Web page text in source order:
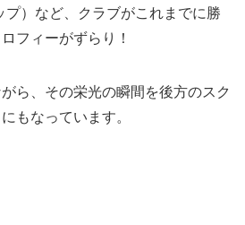
プ）など、クラブがこれまでに勝
フィーがずらり！
ら、その栄光の瞬間を後方のスク
もなっています。